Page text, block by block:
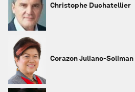
Christophe Duchatellier
Corazon Juliano-Soliman